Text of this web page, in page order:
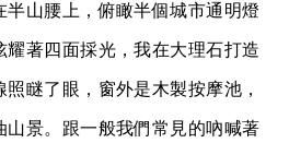
半山腰上，俯瞰半個城市通明燈
耀著四面採光，我在大理石打造
瞇了眼，窗外是木製按摩池，
山景。跟一般我們常見的吶喊著